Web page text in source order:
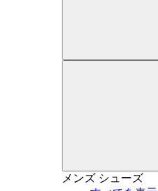
メンズ シューズ